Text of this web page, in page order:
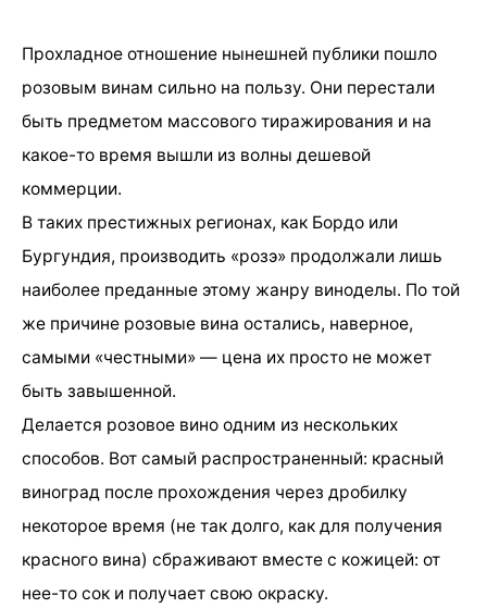
Прохладное отношение нынешней публики пошло
розовым винам сильно на пользу. Они перестали
быть предметом массового тиражирования и на
какое-то время вышли из волны дешевой
коммерции.
В таких престижных регионах, как Бордо или
Бургундия, производить «розэ» продолжали лишь
наиболее преданные этому жанру виноделы. По той
же причине розовые вина остались, наверное,
самыми «честными» — цена их просто не может
быть завышенной.
Делается розовое вино одним из нескольких
способов. Вот самый распространенный: красный
виноград после прохождения через дробилку
некоторое время (не так долго, как для получения
красного вина) сбраживают вместе с кожицей: от
нее-то сок и получает свою окраску.